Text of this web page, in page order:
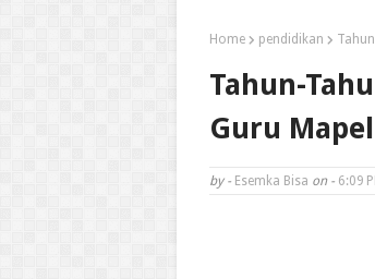
Home pendidikan
Tahun-
Guru
by - Esemka Bisa on - 6:09